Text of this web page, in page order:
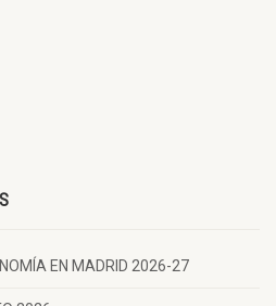
EN MADRID 2026-27